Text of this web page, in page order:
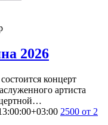
2026
концерт
артиста
2500 от 2